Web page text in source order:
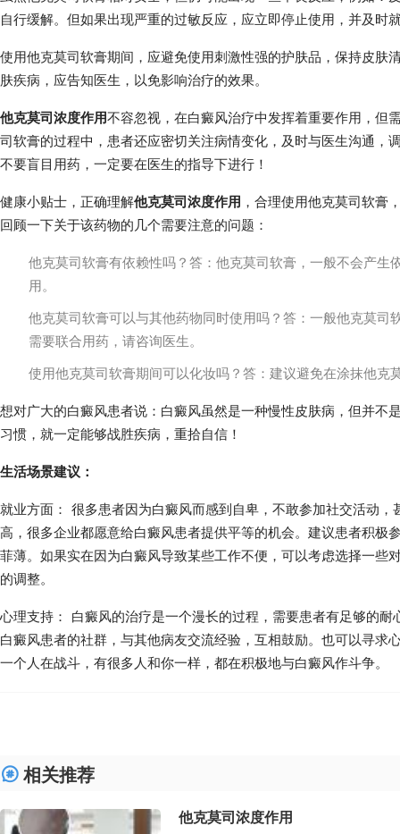
自行缓解。但如果出现严重的过敏反应，应立即停止使用，并及时
使用他克莫司软膏期间，应避免使用刺激性强的护肤品，保持皮
肤疾病，应告知医生，以免影响治疗的效果。
他克莫司浓度作用不容忽视，在白癜风治疗中发挥着重要作用，但
司软膏的过程中，患者还应密切关注病情变化，及时与医生沟通
不要盲目用药，一定要在医生的指导下进行！
健康小贴士，正确理解他克莫司浓度作用 ，合理使用他克莫司软膏
回顾一下关于该药物的几个需要注意的问题：
他克莫司软膏有依赖性吗？答：他克莫司软膏，一般不会产
用。
他克莫司软膏可以与其他药物同时使用吗？答：一般他克莫
需要联合用药，请咨询医生。
使用他克莫司软膏期间可以化妆吗？答：建议避免在涂抹他
想对广大的白癜风患者说：白癜风虽然是一种慢性皮肤病，但并
习惯，就一定能够战胜疾病，重拾自信！
生活场景建议：
就业方面： 很多患者因为白癜风而感到自卑，不敢参加社交活动
高，很多企业都愿意给白癜风患者提供平等的机会。建议患者积
菲薄。如果实在因为白癜风导致某些工作不便，可以考虑选择一
的调整。
心理支持： 白癜风的治疗是一个漫长的过程，需要患者有足够的
白癜风患者的社群，与其他病友交流经验，互相鼓励。也可以寻
一个人在战斗，有很多人和你一样，都在积极地与白癜风作斗争。
相关推荐
他克莫司浓度作用